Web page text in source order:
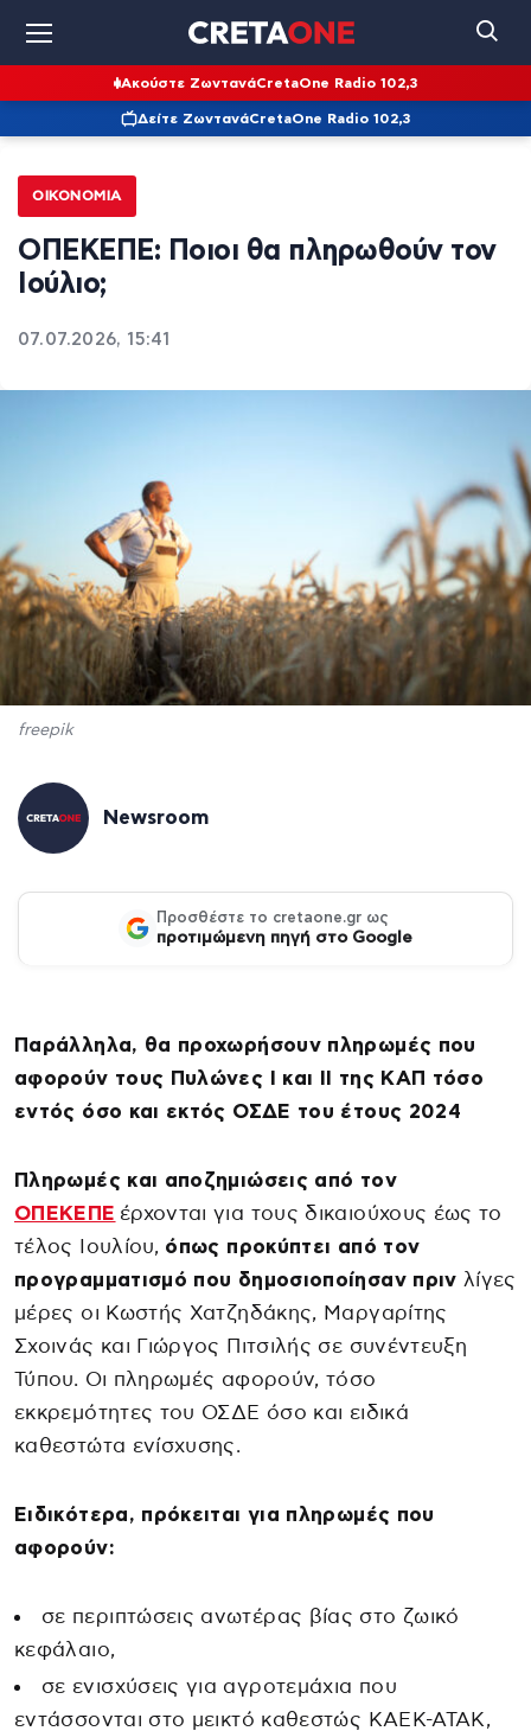
Ακούστε ΖωντανάCretaOne Radio 102,3
Δείτε ΖωντανάCretaOne Radio 102,3
ΟΙΚΟΝΟΜΊΑ
ΟΠΕΚΕΠΕ: Ποιοι θα πληρωθούν τον
Ιούλιο;
07.07.2026, 15:41
freepik
Newsroom
Προσθέστε το cretaone.gr ως
προτιμώμενη πηγή στο Google
Παράλληλα, θα προχωρήσουν πληρωμές που
αφορούν τους Πυλώνες Ι και ΙΙ της ΚΑΠ τόσο
εντός όσο και εκτός ΟΣΔΕ του έτους 2024
Πληρωμές και αποζημιώσεις από τον
ΟΠΕΚΕΠΕ έρχονται για τους δικαιούχους έως το
τέλος Ιουλίου, όπως προκύπτει από τον
προγραμματισμό που δημοσιοποίησαν πριν λίγες
μέρες οι Κωστής Χατζηδάκης, Μαργαρίτης
Σχοινάς και Γιώργος Πιτσιλής σε συνέντευξη
Τύπου. Οι πληρωμές αφορούν, τόσο
εκκρεμότητες του ΟΣΔΕ όσο και ειδικά
καθεστώτα ενίσχυσης.
Ειδικότερα, πρόκειται για πληρωμές που
αφορούν:
σε περιπτώσεις ανωτέρας βίας στο ζωικό
κεφάλαιο,
σε ενισχύσεις για αγροτεμάχια που
εντάσσονται στο μεικτό καθεστώς ΚΑΕΚ-ΑΤΑΚ,